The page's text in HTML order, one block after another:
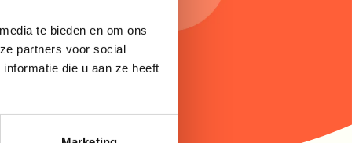
te bieden en om ons
partners voor social
die u aan ze heeft